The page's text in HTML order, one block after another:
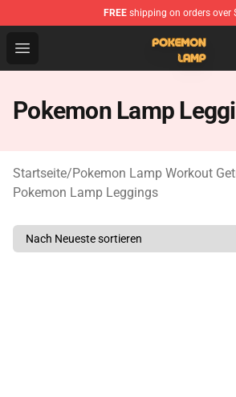
FREE shipping on orders over
Open menu
Pokemon Lamp Shop - The Best
Pokemon Lamp
Startseite/Pokemon Lamp Workout
Pokemon Lamp Leggings